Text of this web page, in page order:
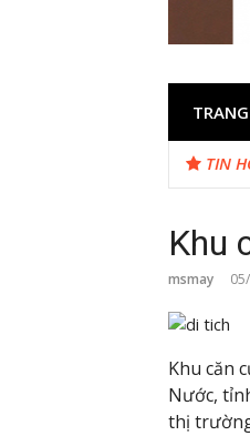
TIN
Khu
msmay
Khu căn
Nước,
thị